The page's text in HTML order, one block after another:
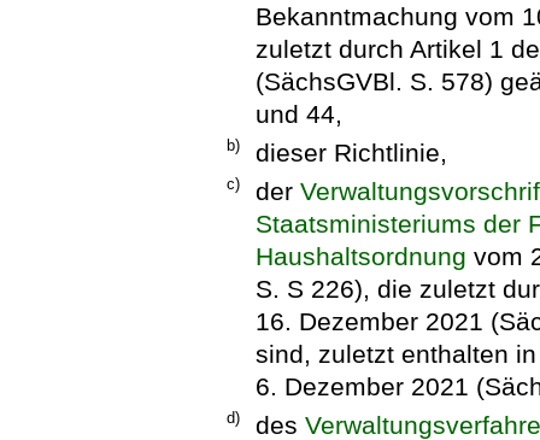
Bekanntmachung vom
zuletzt durch Artikel 1
(SächsGVBl. S. 578)
und 44,
b) dieser Richtlinie,
c) der
Staatsministeriums der
Haushaltsordnung vom
S. S 226), die zuletzt
16. Dezember 2021
sind, zuletzt enthalten
6. Dezember 2021
d) des